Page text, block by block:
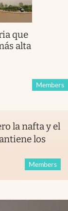
que
alta
Members
la nafta y el
los
Members